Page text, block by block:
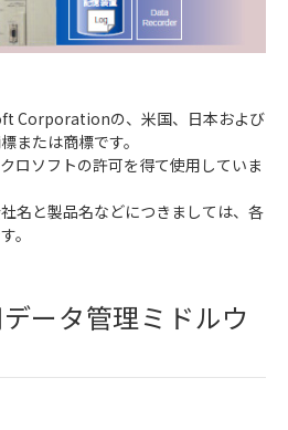
Corporationの、米国、日本および
または商標です。
ロソフトの許可を得て使用していま
名と製品名などにつきましては、各
。
ータ管理ミドルウ